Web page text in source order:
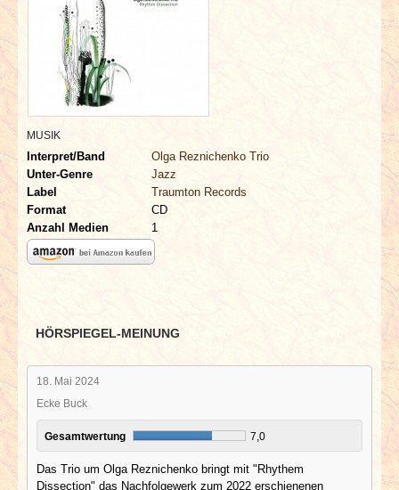
BERICHTE
VERLOSUNGEN
INTERVIEWS
SPECIALS
REDAKTION
LINKS
MUSIK
Interpret/Band
Olga Reznichenko Trio
Unter-Genre
Jazz
Label
Traumton Records
Format
CD
Anzahl Medien
1
HÖRSPIEGEL-MEINUNG
18. Mai 2024
Ecke Buck
Gesamtwertung 7,0
Das Trio um Olga Reznichenko bringt mit "Rhythem
Dissection" das Nachfolgewerk zum 2022 erschienenen